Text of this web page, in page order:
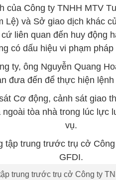
của Công ty TNHH MTV
Lệ) và Sở giao dịch khác
liên quan đến huy động
có dấu hiệu vi phạm pháp
ty, ông Nguyễn Quang
đưa đến để thực hiện
Cơ động, cảnh sát giao
ngoài tòa nhà trong lúc lực
vụ.
trung trước trụ cở Công ty